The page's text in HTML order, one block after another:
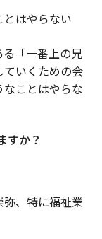
とはやらない
「一番上の兄
いくための会
ことはやらな
か？
、特に福祉業